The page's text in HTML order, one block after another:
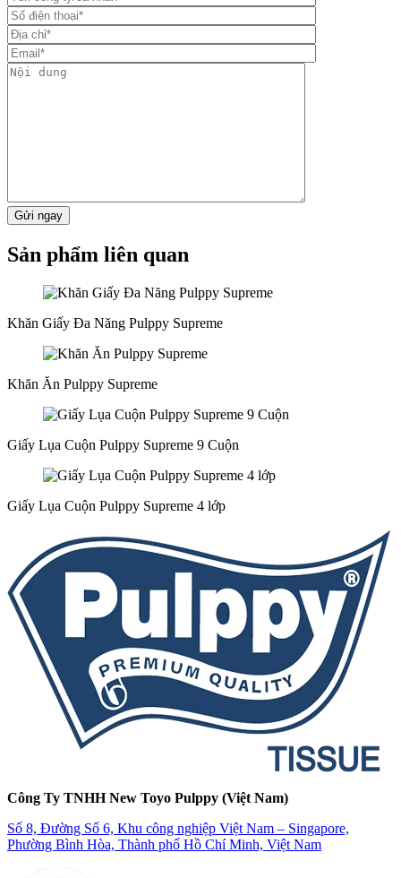
Gửi ngay
Sản phẩm liên quan
Khăn Giấy Đa Năng Pulppy Supreme
Khăn Ăn Pulppy Supreme
Giấy Lụa Cuộn Pulppy Supreme 9 Cuộn
Giấy Lụa Cuộn Pulppy Supreme 4 lớp
Công Ty TNHH New Toyo Pulppy (Việt Nam)
Số 8, Đường Số 6, Khu công nghiệp Việt Nam – Singapore,
Phường Bình Hòa, Thành phố Hồ Chí Minh, Việt Nam